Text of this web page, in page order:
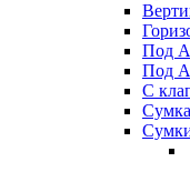
Под
Под
С